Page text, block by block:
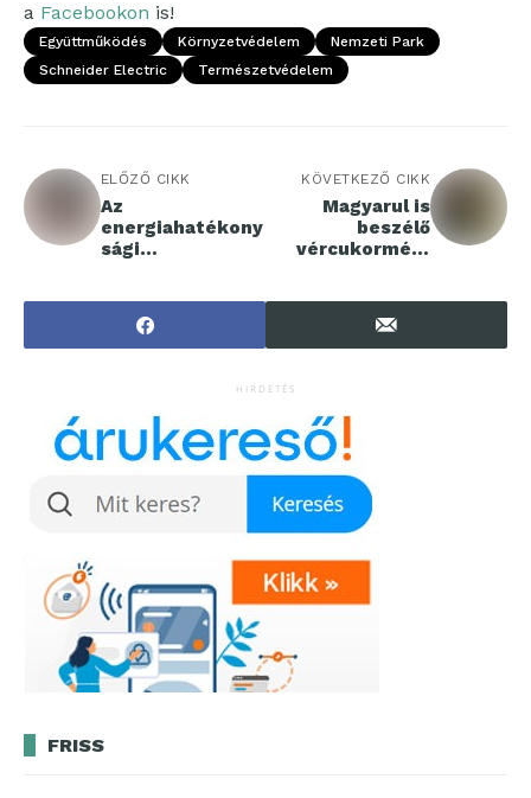
a Facebookon is!
Együttműködés Környzetvédelem
Nemzeti Park
Schneider Electric
Természetvédelem
ELŐZŐ CIKK
Az
energiahatékony
sági
elektrifikáció
felgyorsítását
sürgeti az
Electric
KÖVETKEZŐ CIKK
Magyarul is
beszélő
vércukormérő
gyermek
diabéteszes
betegeket
HIRDETÉS
FRISS